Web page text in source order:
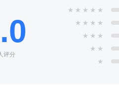
评分
★ ★ ★ ★ ★
★ ★ ★ ★
★ ★ ★
★ ★
★